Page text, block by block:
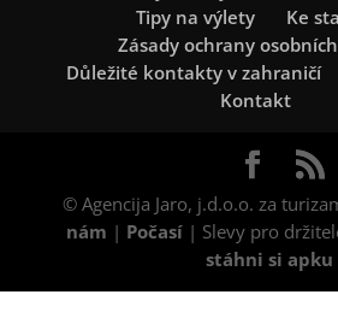
Tipy na výlety
Ke
Zásady ochrany
Důležité kontakty v zahraničí
Kontakt
© Agencija Jaro, j.d.o.o. za
nám | Počasí | Slevy pro
stáhni si apku